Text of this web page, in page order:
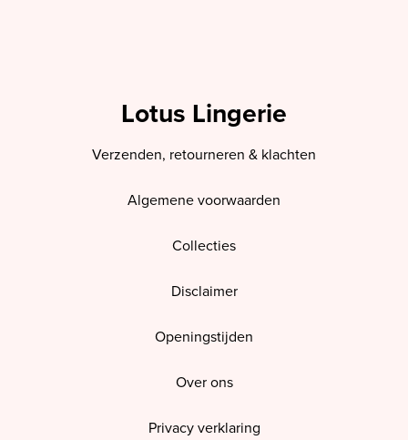
Lotus Lingerie
Verzenden, retourneren & klachten
Algemene voorwaarden
Collecties
Disclaimer
Openingstijden
Over ons
Privacy verklaring